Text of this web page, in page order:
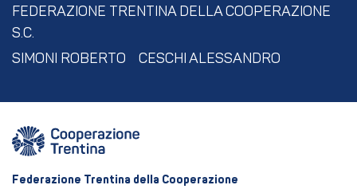
FEDERAZIONE TRENTINA DELLA COOPERAZIONE
S.C.
SIMONI ROBERTO
CESCHI ALESSANDRO
Federazione Trentina della Cooperazione